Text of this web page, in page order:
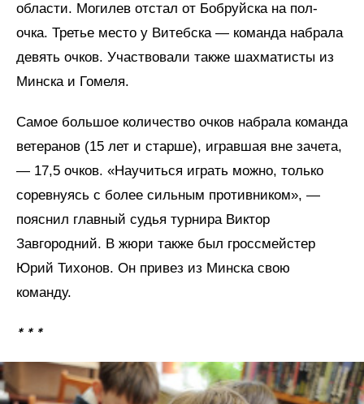
области. Могилев отстал от Бобруйска на пол-
очка. Третье место у Витебска — команда набрала
девять очков. Участвовали также шахматисты из
Минска и Гомеля.
Самое большое количество очков набрала команда
ветеранов (15 лет и старше), игравшая вне зачета,
— 17,5 очков. «Научиться играть можно, только
соревнуясь с более сильным противником», —
пояснил главный судья турнира Виктор
Завгородний. В жюри также был гроссмейстер
Юрий Тихонов. Он привез из Минска свою
команду.
* * *